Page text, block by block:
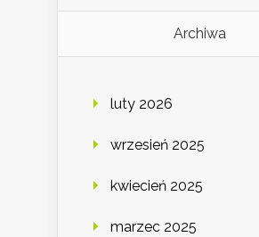
Archiwa
luty 2026
wrzesień 2025
kwiecień 2025
marzec 2025